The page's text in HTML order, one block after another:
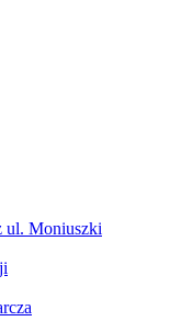
ul. Moniuszki